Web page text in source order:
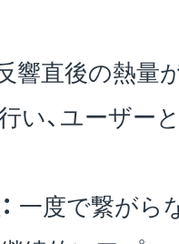
響直後の熱量
い、ユーザー
一度で繋がら